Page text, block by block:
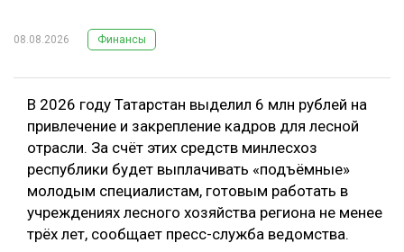
08.08.2026 Финансы
В 2026 году Татарстан выделил 6 млн рублей на
привлечение и закрепление кадров для лесной
отрасли. За счёт этих средств минлесхоз
республики будет выплачивать «подъёмные»
молодым специалистам, готовым работать в
учреждениях лесного хозяйства региона не менее
трёх лет, сообщает пресс-служба ведомства.